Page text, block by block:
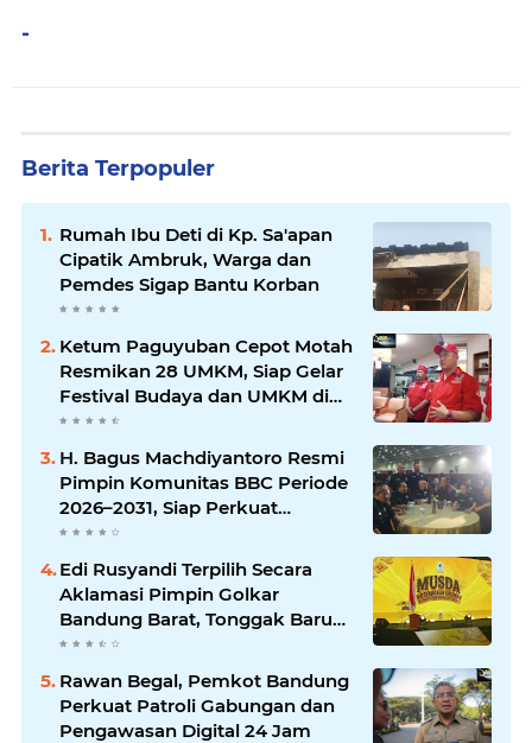
-
Berita Terpopuler
Rumah Ibu Deti di Kp. Sa'apan
Cipatik Ambruk, Warga dan
Pemdes Sigap Bantu Korban
Ketum Paguyuban Cepot Motah
Resmikan 28 UMKM, Siap Gelar
Festival Budaya dan UMKM di
Jalan Braga
H. Bagus Machdiyantoro Resmi
Pimpin Komunitas BBC Periode
2026–2031, Siap Perkuat
Solidaritas dan Hadirkan
Program Nyata untuk
Masyarakat
Edi Rusyandi Terpilih Secara
Aklamasi Pimpin Golkar
Bandung Barat, Tonggak Baru
Kepemimpinan Harmonis
"Turun Ranjang"
Rawan Begal, Pemkot Bandung
Perkuat Patroli Gabungan dan
Pengawasan Digital 24 Jam